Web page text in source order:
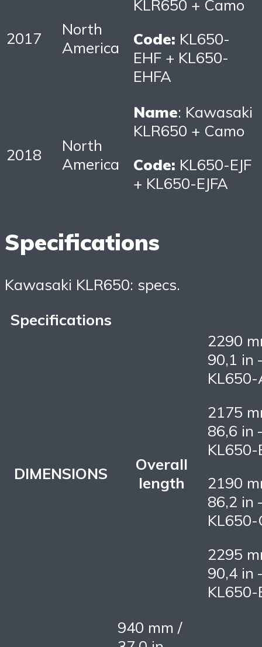
2017
North
America
KLR650 + Camo
Code: KL650-
EHF + KL650-
EHFA
2018
North
America
Name: Kawasaki
KLR650 + Camo
Code: KL650-EJF
+ KL650-EJFA
Specifications
Kawasaki KLR650: specs.
Specifications
DIMENSIONS
Overall
length
2290
90,1 in
2175
86,6 in
KL650-
2190
86,2 in
KL650-
2295
90,4 in
KL650-
940 mm /